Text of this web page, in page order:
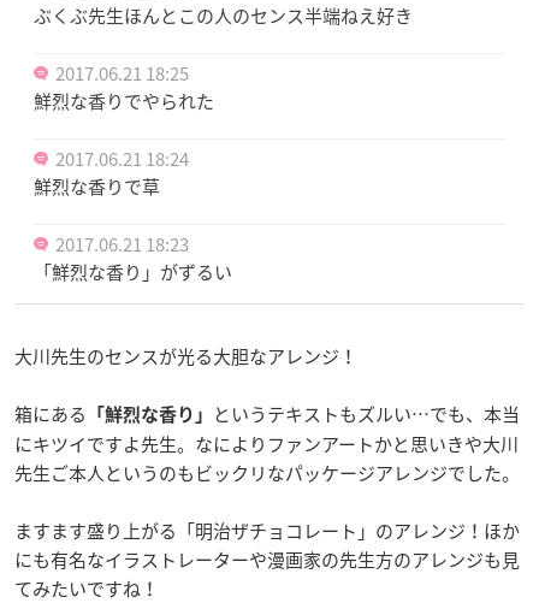
ぶくぶ先生ほんとこの人のセンス半端ねえ好き
2017.06.21 18:25
鮮烈な香りでやられた
2017.06.21 18:24
鮮烈な香りで草
2017.06.21 18:23
「鮮烈な香り」がずるい
大川先生のセンスが光る大胆なアレンジ！
箱にある 「鮮烈な香り」
というテキストもズルい…でも、本当
にキツイですよ先生。なによりファンアートかと思いきや大川
先生ご本人というのもビックリなパッケージアレンジでした。
ますます盛り上がる「明治ザチョコレート」のアレンジ！ほか
にも有名なイラストレーターや漫画家の先生方のアレンジも見
てみたいですね！